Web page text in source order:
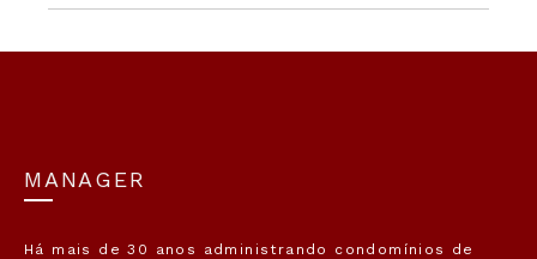
MANAGER
Há mais de 30 anos administrando condomínios de